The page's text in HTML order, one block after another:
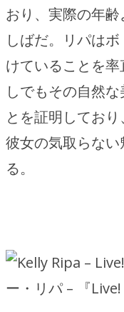
おり、実際の年
しばだ。リパは
けていることを
しでもその自然
とを証明しており
彼女の気取らな
る。
ー・リパ – 『